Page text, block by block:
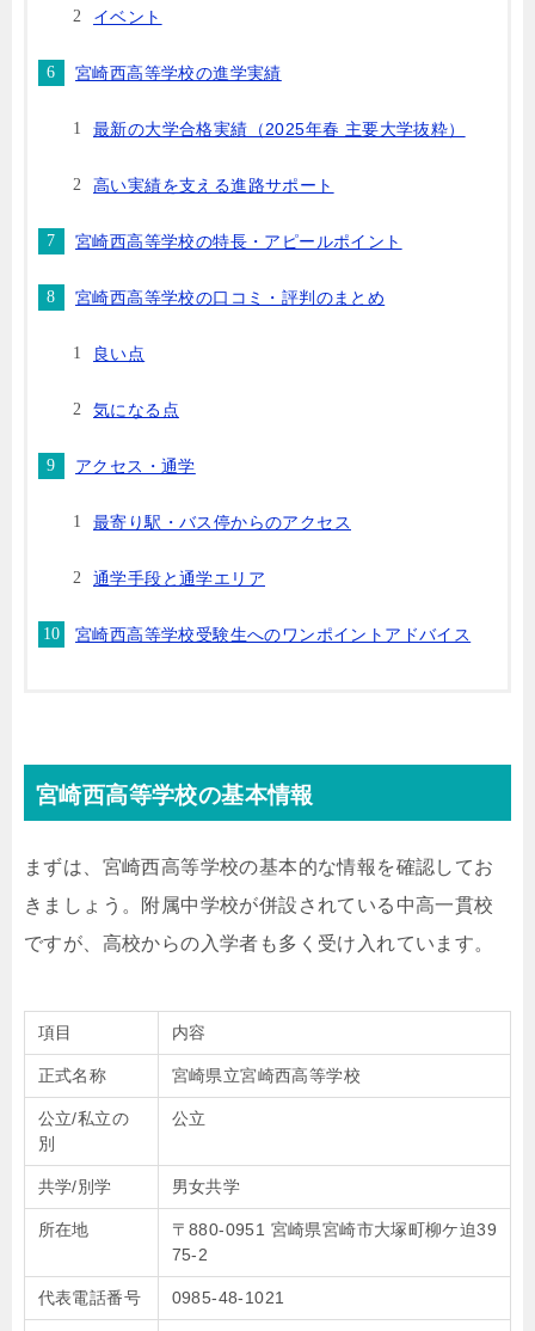
イベント
宮崎西高等学校の進学実績
最新の大学合格実績（2025年春 主要大学抜粋）
高い実績を支える進路サポート
宮崎西高等学校の特長・アピールポイント
宮崎西高等学校の口コミ・評判のまとめ
良い点
気になる点
アクセス・通学
最寄り駅・バス停からのアクセス
通学手段と通学エリア
宮崎西高等学校受験生へのワンポイントアドバイス
宮崎西高等学校の基本情報
まずは、宮崎西高等学校の基本的な情報を確認してお
きましょう。附属中学校が併設されている中高一貫校
ですが、高校からの入学者も多く受け入れています。
項目 内容
正式名称 宮崎県立宮崎西高等学校
公立/私立の
別
公立
共学/別学 男女共学
所在地
〒880-0951 宮崎県宮崎市大塚町柳ケ迫39
75-2
代表電話番号 0985-48-1021